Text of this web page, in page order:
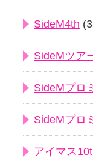
SideM4th
SideMツア
SideMプロミ
SideMプロ
アイマス